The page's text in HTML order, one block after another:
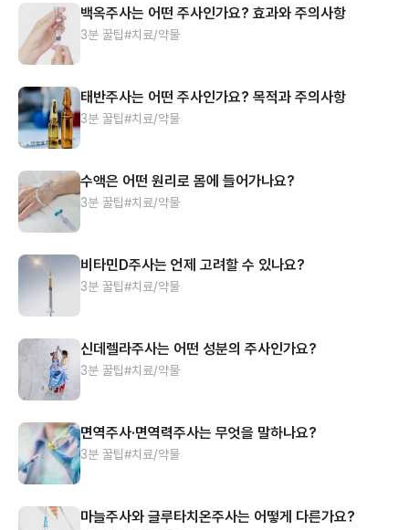
백옥주사는 어떤 주사인가요? 효과와 주의사항
3분 꿀팁#치료/약물
태반주사는 어떤 주사인가요? 목적과 주의사항
3분 꿀팁#치료/약물
수액은 어떤 원리로 몸에 들어가나요?
3분 꿀팁#치료/약물
비타민D주사는 언제 고려할 수 있나요?
3분 꿀팁#치료/약물
신데렐라주사는 어떤 성분의 주사인가요?
3분 꿀팁#치료/약물
면역주사·면역력주사는 무엇을 말하나요?
3분 꿀팁#치료/약물
마늘주사와 글루타치온주사는 어떻게 다른가요?